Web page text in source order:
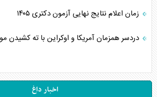
زمان اعلام نتایج نهایی آزمون دکتری ۱۴۰۵
دردسر همزمان آمریکا و اوکراین با ته
اخبار داغ